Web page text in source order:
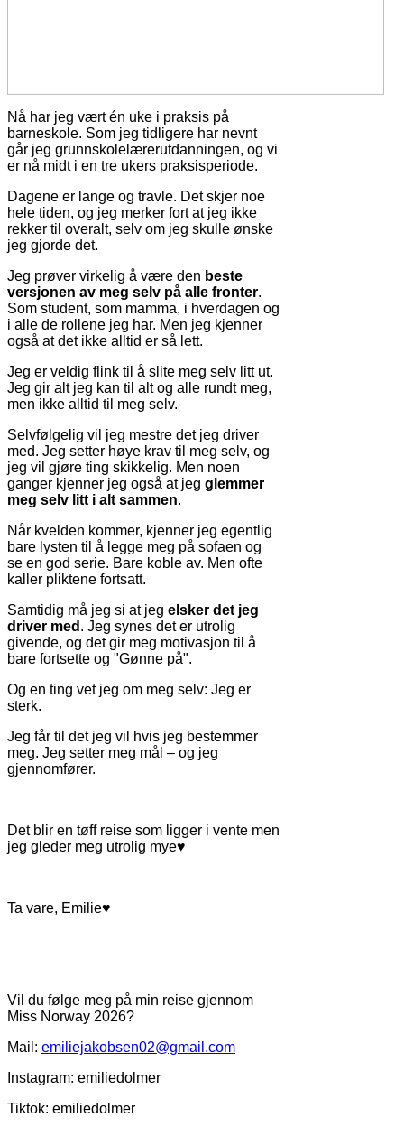
Nå har jeg vært én uke i praksis på
barneskole. Som jeg tidligere har nevnt
går jeg grunnskolelærerutdanningen, og vi
er nå midt i en tre ukers praksisperiode.
Dagene er lange og travle. Det skjer noe
hele tiden, og jeg merker fort at jeg ikke
rekker til overalt, selv om jeg skulle ønske
jeg gjorde det.
Jeg prøver virkelig å være den beste
versjonen av meg selv på alle fronter.
Som student, som mamma, i hverdagen og
i alle de rollene jeg har. Men jeg kjenner
også at det ikke alltid er så lett.
Jeg er veldig flink til å slite meg selv litt ut.
Jeg gir alt jeg kan til alt og alle rundt meg,
men ikke alltid til meg selv.
Selvfølgelig vil jeg mestre det jeg driver
med. Jeg setter høye krav til meg selv, og
jeg vil gjøre ting skikkelig. Men noen
ganger kjenner jeg også at jeg glemmer
meg selv litt i alt sammen.
Når kvelden kommer, kjenner jeg egentlig
bare lysten til å legge meg på sofaen og
se en god serie. Bare koble av. Men ofte
kaller pliktene fortsatt.
Samtidig må jeg si at jeg elsker det jeg
driver med . Jeg synes det er utrolig
givende, og det gir meg motivasjon til å
bare fortsette og "Gønne på".
Og en ting vet jeg om meg selv: Jeg er
sterk.
Jeg får til det jeg vil hvis jeg bestemmer
meg. Jeg setter meg mål – og jeg
gjennomfører.
Det blir en tøff reise som ligger i vente men
jeg gleder meg utrolig mye♥
Ta vare, Emilie♥
Vil du følge meg på min reise gjennom
Miss Norway 2026?
Mail: emiliejakobsen02@gmail.com
Instagram: emiliedolmer
Tiktok: emiliedolmer